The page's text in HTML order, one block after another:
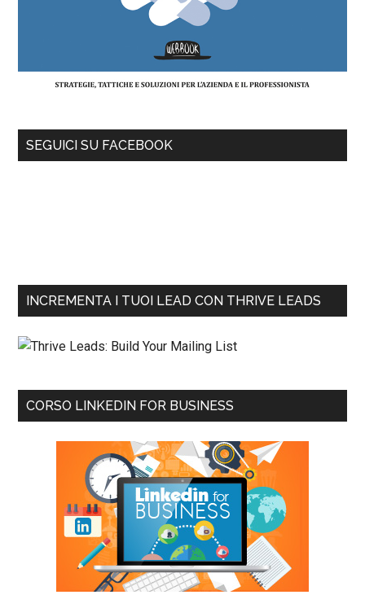
SEGUICI SU FACEBOOK
INCREMENTA I TUOI LEAD CON THRIVE LEADS
CORSO LINKEDIN FOR BUSINESS